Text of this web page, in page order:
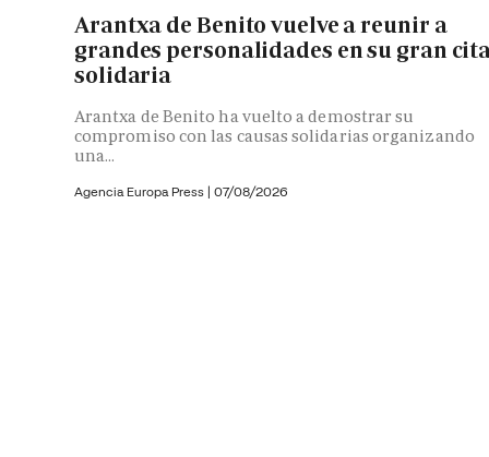
Arantxa de Benito vuelve a reunir a
grandes personalidades en su gran
solidaria
Arantxa de Benito ha vuelto a demostrar su
compromiso con las causas solidarias organizando
una...
Agencia Europa Press | 07/08/2026